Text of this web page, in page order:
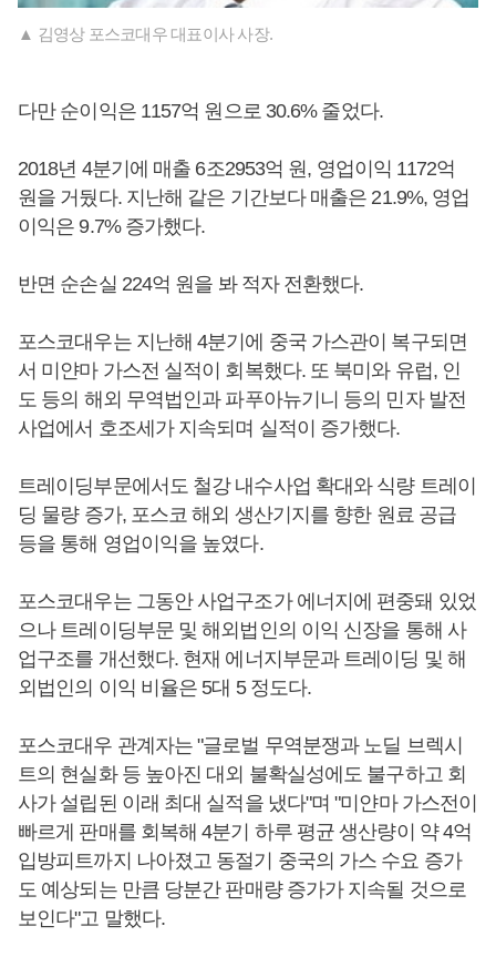
▲ 김영상 포스코대우 대표이사 사장.
다만 순이익은 1157억 원으로 30.6% 줄었다.
2018년 4분기에 매출 6조2953억 원, 영업이익 1172억
원을 거뒀다. 지난해 같은 기간보다 매출은 21.9%, 영업
이익은 9.7% 증가했다.
반면 순손실 224억 원을 봐 적자 전환했다.
포스코대우는 지난해 4분기에 중국 가스관이 복구되면
서 미얀마 가스전 실적이 회복했다. 또 북미와 유럽, 인
도 등의 해외 무역법인과 파푸아뉴기니 등의 민자 발전
사업에서 호조세가 지속되며 실적이 증가했다.
트레이딩부문에서도 철강 내수사업 확대와 식량 트레이
딩 물량 증가, 포스코 해외 생산기지를 향한 원료 공급
등을 통해 영업이익을 높였다.
포스코대우는 그동안 사업구조가 에너지에 편중돼 있었
으나 트레이딩부문 및 해외법인의 이익 신장을 통해 사
업구조를 개선했다. 현재 에너지부문과 트레이딩 및 해
외법인의 이익 비율은 5대 5 정도다.
포스코대우 관계자는 "글로벌 무역분쟁과 노딜 브렉시
트의 현실화 등 높아진 대외 불확실성에도 불구하고 회
사가 설립된 이래 최대 실적을 냈다"며 "미얀마 가스전이
빠르게 판매를 회복해 4분기 하루 평균 생산량이 약 4억
입방피트까지 나아졌고 동절기 중국의 가스 수요 증가
도 예상되는 만큼 당분간 판매량 증가가 지속될 것으로
보인다"고 말했다.